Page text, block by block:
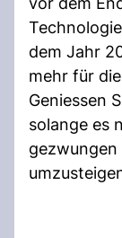
dem Jahr
mehr für
Geniessen
solange es
gezwungen